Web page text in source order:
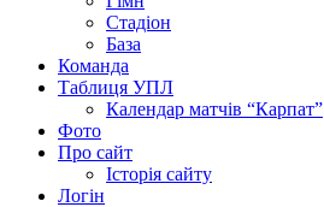
Стадіон
База
Команда
Таблиця УПЛ
Календар матчів “Карпат”
Фото
Про сайт
Історія сайту
Логін